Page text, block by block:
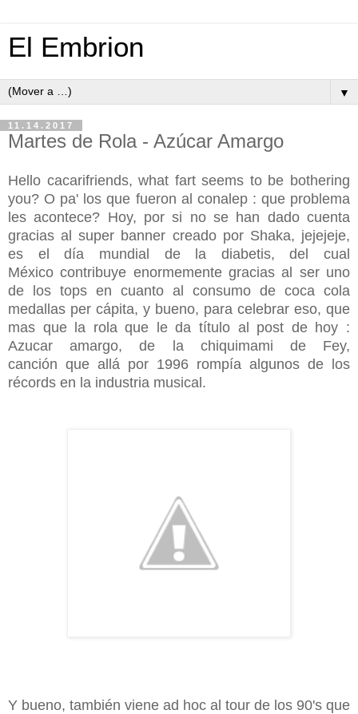
El Embrion
▼
11.14.2017
Martes de Rola - Azúcar Amargo
Hello cacarifriends, what fart seems to be bothering
you? O pa' los que fueron al conalep : que problema
les acontece? Hoy, por si no se han dado cuenta
gracias al super banner creado por Shaka, jejejeje,
es el día mundial de la diabetis, del cual
México contribuye enormemente gracias al ser uno
de los tops en cuanto al consumo de coca cola
medallas per cápita, y bueno, para celebrar eso, que
mas que la rola que le da título al post de hoy :
Azucar amargo, de la chiquimami de Fey,
canción que allá por 1996 rompía algunos de los
récords en la industria musical.
Y bueno, también viene ad hoc al tour de los 90's que